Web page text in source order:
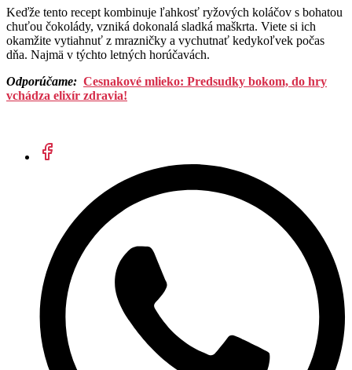
Keďže tento recept kombinuje ľahkosť ryžových koláčov s bohatou
chuťou čokolády, vzniká dokonalá sladká maškrta. Viete si ich
okamžite vytiahnuť z mrazničky a vychutnať kedykoľvek počas
dňa. Najmä v týchto letných horúčavách.
Odporúčame: Cesnakové mlieko: Predsudky bokom, do hry
vchádza elixír zdravia!